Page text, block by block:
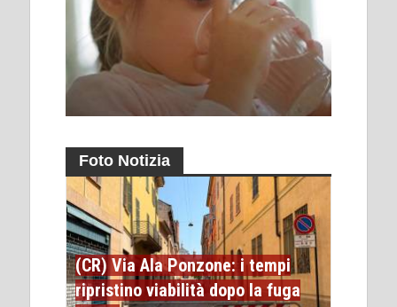
Foto Notizia
(CR) Via Ala Ponzone: i tempi
ripristino viabilità dopo la fuga